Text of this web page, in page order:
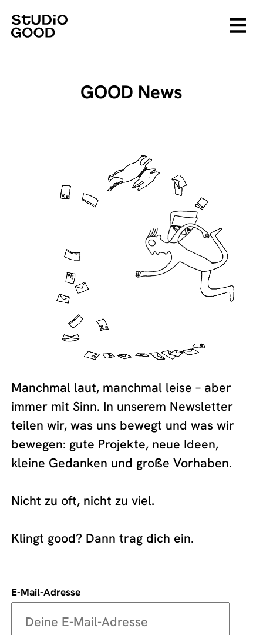
GOOD News
Manchmal laut, manchmal leise – aber
immer mit Sinn. In unserem Newsletter
teilen wir, was uns bewegt und was wir
bewegen: gute Projekte, neue Ideen,
kleine Gedanken und große Vorhaben.
Nicht zu oft, nicht zu viel.
Klingt good? Dann trag dich ein.
E-Mail-Adresse